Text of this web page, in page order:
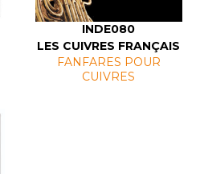
INDE080
LES CUIVRES FRANÇAIS
FANFARES POUR
CUIVRES